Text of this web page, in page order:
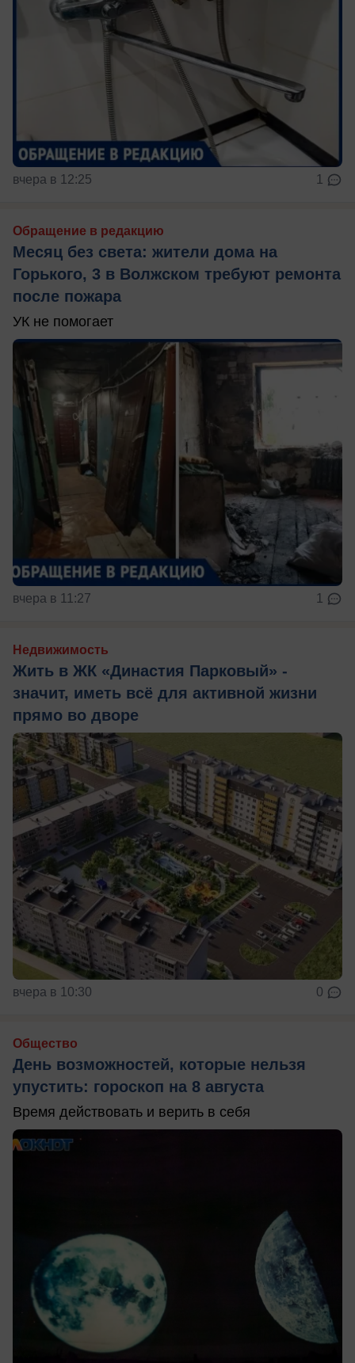
вчера в 12:25 1
Обращение в редакцию
Месяц без света: жители дома на
Горького, 3 в Волжском требуют ремонта
после пожара
УК не помогает
вчера в 11:27 1
Недвижимость
Жить в ЖК «Династия Парковый» -
значит, иметь всё для активной жизни
прямо во дворе
вчера в 10:30 0
Общество
День возможностей, которые нельзя
упустить: гороскоп на 8 августа
Время действовать и верить в себя